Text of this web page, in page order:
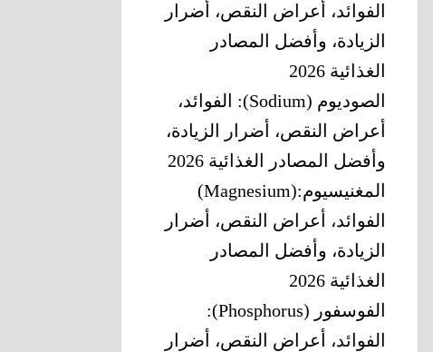
الفوائد، أعراض النقص، أضرار
الزيادة، وأفضل المصادر
الغذائية 2026
الصوديوم (Sodium): الفوائد،
أعراض النقص، أضرار الزيادة،
وأفضل المصادر الغذائية 2026
المغنيسيوم‎ (Magnesium):
‎الفوائد، أعراض النقص، أضرار
الزيادة، وأفضل المصادر
الغذائية 2026
الفوسفور (Phosphorus):
الفوائد، أعراض النقص، أضرار